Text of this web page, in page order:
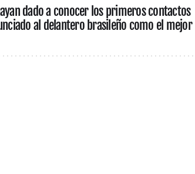
dado a conocer los primeros contactos
al delantero brasileño como el mejor